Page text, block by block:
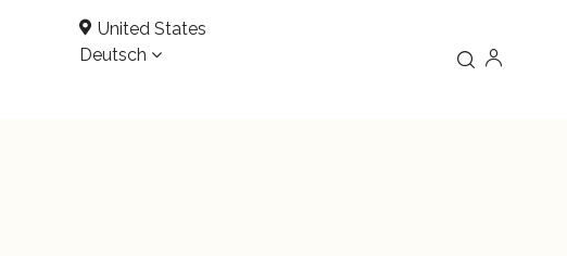
United States
Deutsch